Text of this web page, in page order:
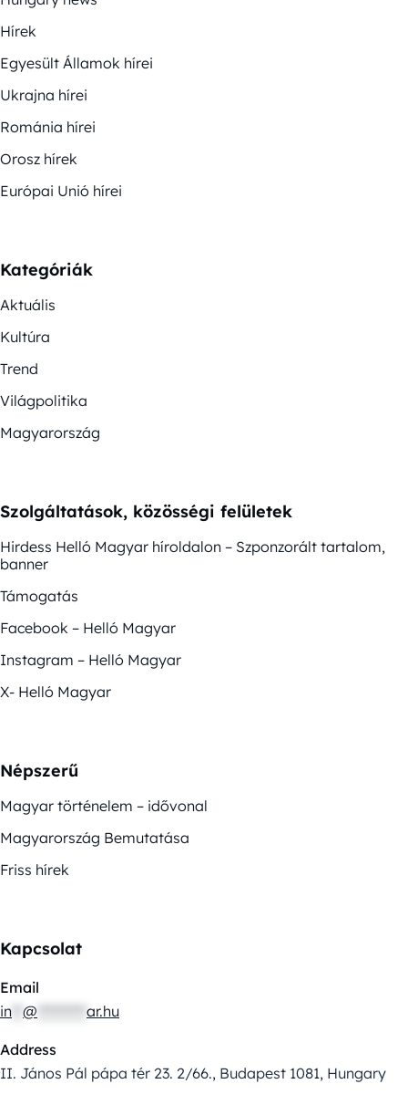
Hírek
Egyesült Államok hírei
Ukrajna hírei
Románia hírei
Orosz hírek
Európai Unió hírei
Kategóriák
Aktuális
Kultúra
Trend
Világpolitika
Magyarország
Szolgáltatások, közösségi felületek
Hirdess Helló Magyar híroldalon – Szponzorált tartalom,
banner
Támogatás
Facebook – Helló Magyar
Instagram – Helló Magyar
X- Helló Magyar
Népszerű
Magyar történelem – idővonal
Magyarország Bemutatása
Friss hírek
Kapcsolat
Email
in @ ar.hu
Address
II. János Pál pápa tér 23. 2/66., Budapest 1081, Hungary